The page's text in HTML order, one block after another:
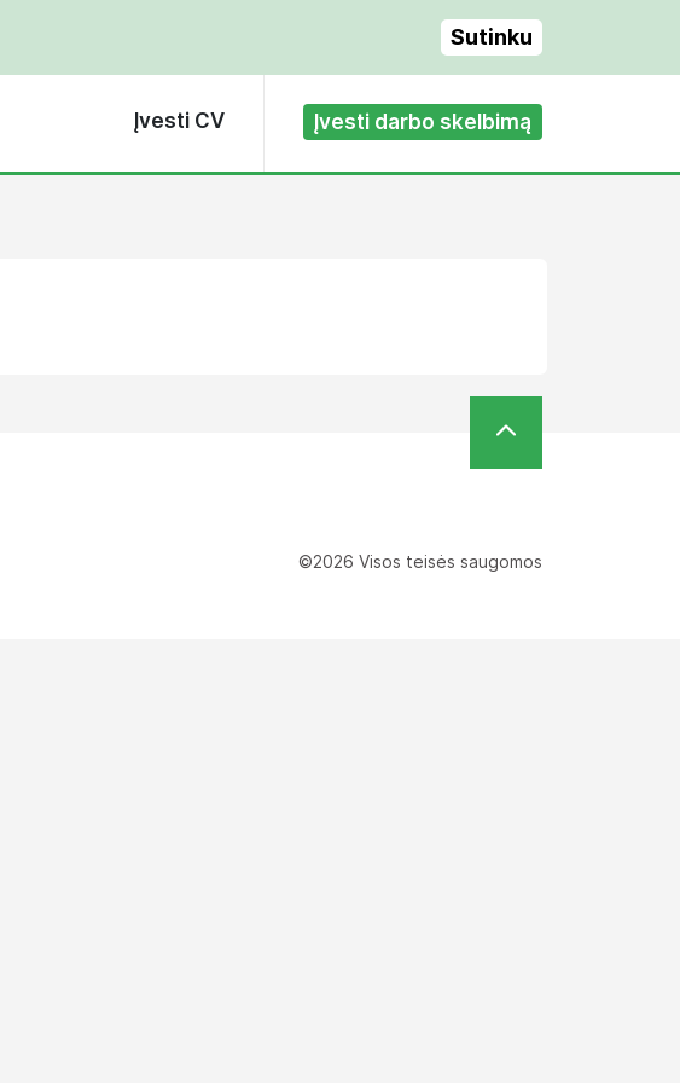
Sutinku
Įvesti CV Įvesti darbo skelbimą
©2026 Visos teisės saugomos